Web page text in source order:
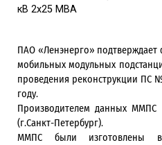
кВ 2х25 МВА
ПАО «Ленэнерго» подтверждает
мобильных модульных
проведения реконструкции ПС
году.
Производителем данных ММПС
(г.Санкт-Петербург).
ММПС были изготовлены